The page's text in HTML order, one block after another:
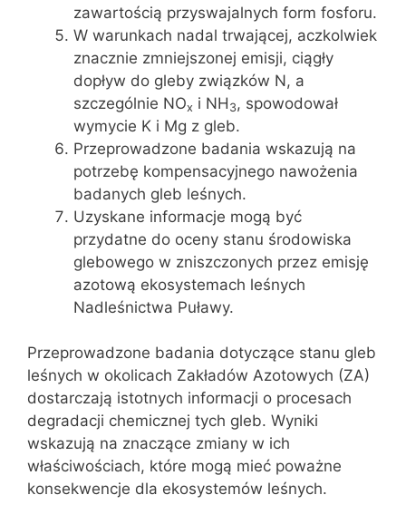
zawartością przyswajalnych form fosforu.
W warunkach nadal trwającej, aczkolwiek
znacznie zmniejszonej emisji, ciągły
dopływ do gleby związków N, a
szczególnie NOx i NH 3, spowodował
wymycie K i Mg z gleb.
Przeprowadzone badania wskazują na
potrzebę kompensacyjnego nawożenia
badanych gleb leśnych.
Uzyskane informacje mogą być
przydatne do oceny stanu środowiska
glebowego w zniszczonych przez emisję
azotową ekosystemach leśnych
Nadleśnictwa Puławy.
Przeprowadzone badania dotyczące stanu gleb
leśnych w okolicach Zakładów Azotowych (ZA)
dostarczają istotnych informacji o procesach
degradacji chemicznej tych gleb. Wyniki
wskazują na znaczące zmiany w ich
właściwościach, które mogą mieć poważne
konsekwencje dla ekosystemów leśnych.